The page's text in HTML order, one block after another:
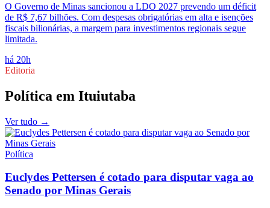
O Governo de Minas sancionou a LDO 2027 prevendo um déficit
de R$ 7,67 bilhões. Com despesas obrigatórias em alta e isenções
fiscais bilionárias, a margem para investimentos regionais segue
limitada.
há 20h
Editoria
Política em Ituiutaba
Ver tudo →
Política
Euclydes Pettersen é cotado para disputar vaga ao
Senado por Minas Gerais